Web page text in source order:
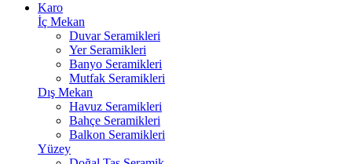
Karo
İç Mekan
Duvar Seramikleri
Yer Seramikleri
Banyo Seramikleri
Mutfak Seramikleri
Dış Mekan
Havuz Seramikleri
Bahçe Seramikleri
Balkon Seramikleri
Yüzey